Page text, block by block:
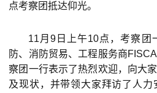
点考察团抵达仰光。
11月9日上午10点，考察团
防、消防贸易、工程服务商
察团一行表示了热烈欢迎，向大
及现状，并带领大家拜访了人力